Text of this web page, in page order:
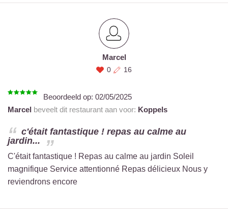
Marcel
0 16
Beoordeeld op: 02/05/2025
Marcel beveelt dit restaurant aan voor: Koppels
c'était fantastique ! repas au calme au
jardin...
C'était fantastique ! Repas au calme au jardin Soleil
magnifique Service attentionné Repas délicieux Nous y
reviendrons encore